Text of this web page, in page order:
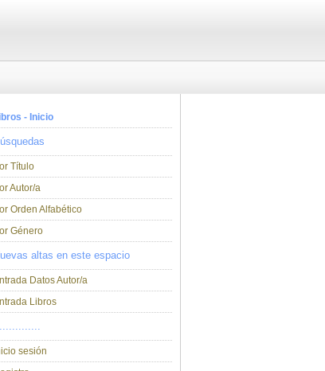
- Inicio
Título
Autor/a
Orden Alfabético
Género
altas en este espacio
Datos Autor/a
Libros
sesión